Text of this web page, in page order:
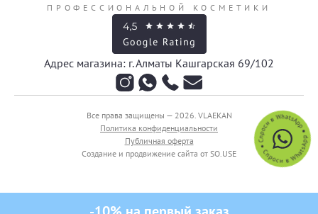
ПРОФЕССИОНАЛЬНОЙ КОСМЕТИКИ
Адрес магазина: г. Алматы Кашгарская 69/102
Все права защищены — 2026. VLAEKAN
Политика конфиденциальности
Публичная оферта
Создание и продвижение сайта от SO.USE